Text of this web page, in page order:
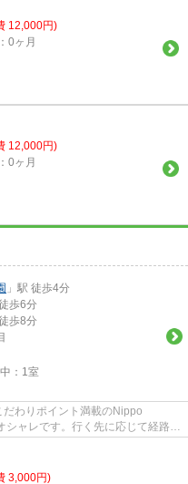
12,000円)
0ヶ月
12,000円)
0ヶ月
」駅 徒歩4分
歩6分
歩8分
： 1室
わりポイント満載のNippo
シャレです。行く先に応じて経路を
3,000円)